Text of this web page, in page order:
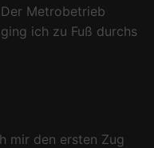
Metrobetrieb
ich zu Fuß durchs
mir den ersten Zug